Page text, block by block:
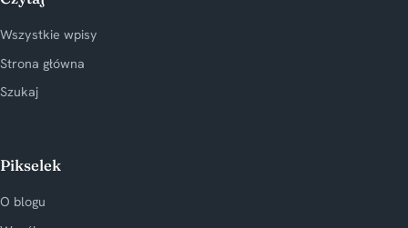
Wszystkie wpisy
Strona główna
Szukaj
Pikselek
O blogu